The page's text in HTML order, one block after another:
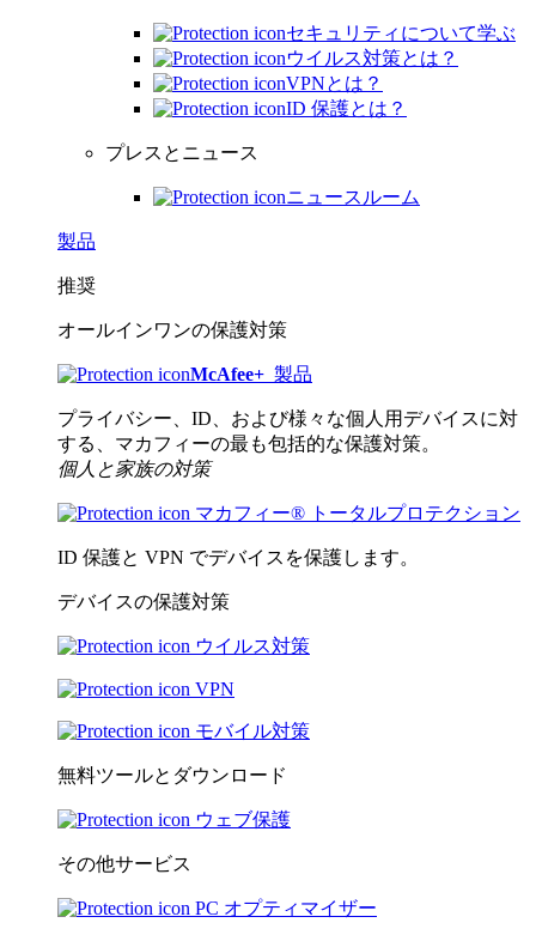
セキュリティについて学ぶ
ウイルス対策とは？
VPNとは？
ID 保護とは？
プレスとニュース
ニュースルーム
製品
推奨
オールインワンの保護対策
McAfee+ 製品
プライバシー、ID、および様々な個人用デバイスに対
する、マカフィーの最も包括的な保護対策。
個人と家族の対策
マカフィー® トータルプロテクション
ID 保護と VPN でデバイスを保護します。
デバイスの保護対策
ウイルス対策
VPN
モバイル対策
無料ツールとダウンロード
ウェブ保護
その他サービス
PC オプティマイザー